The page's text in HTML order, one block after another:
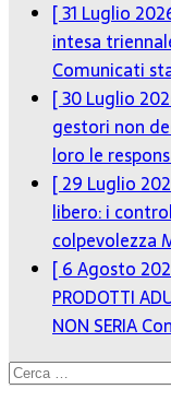
[ 31 Luglio
intesa
Comunicati
[ 30 Luglio
gestori non
loro le
[ 29 Luglio
libero: i
colpevolezza
[ 6 Agosto
PRODOTTI
NON SERIA
Ricerca